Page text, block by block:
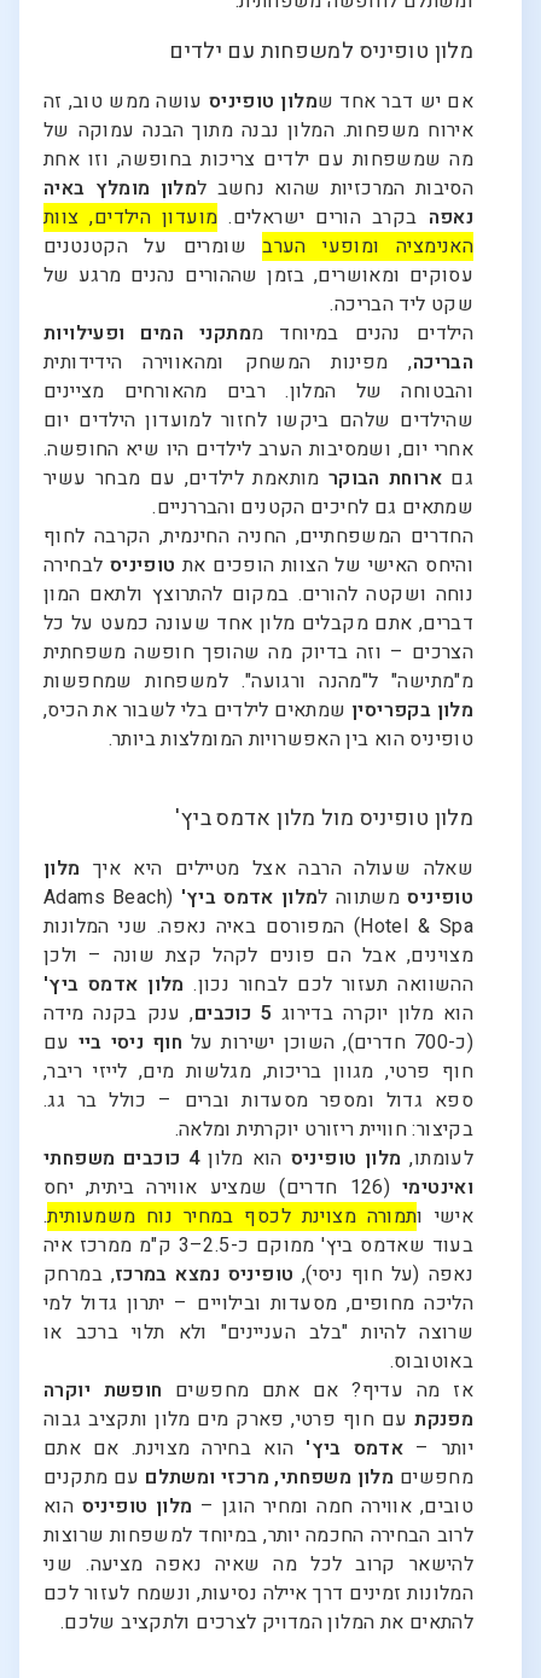
מלון טופיניס למשפחות עם ילדים
אם יש דבר אחד שמלון טופיניס עושה ממש טוב, זה
אירוח משפחות. המלון נבנה מתוך הבנה עמוקה של
מה שמשפחות עם ילדים צריכות בחופשה, וזו אחת
הסיבות המרכזיות שהוא נחשב למלון מומלץ באיה
נאפה בקרב הורים ישראלים. מועדון הילדים, צוות
האנימציה ומופעי הערבשומרים על הקטנטנים
עסוקים ומאושרים, בזמן שההורים נהנים מרגע של
שקט ליד הבריכה.
הילדים נהנים במיוחד ממתקני המים ופעילויות
הבריכה, מפינות המשחק ומהאווירה הידידותית
והבטוחה של המלון. רבים מהאורחים מציינים
שהילדים שלהם ביקשו לחזור למועדון הילדים יום
אחרי יום, ושמסיבות הערב לילדים היו שיא החופשה.
גם ארוחת הבוקר מותאמת לילדים, עם מבחר עשיר
שמתאים גם לחיכים הקטנים והבררניים.
החדרים המשפחתיים, החניה החינמית, הקרבה לחוף
והיחס האישי של הצוות הופכים את טופיניס לבחירה
נוחה ושקטה להורים. במקום להתרוצץ ולתאם המון
דברים, אתם מקבלים מלון אחד שעונה כמעט על כל
הצרכים – וזה בדיוק מה שהופך חופשה משפחתית
מ"מתישה" ל"מהנה ורגועה". למשפחות שמחפשות
מלון בקפריסין שמתאים לילדים בלי לשבור את הכיס,
טופיניס הוא בין האפשרויות המומלצות ביותר.
מלון טופיניס מול מלון אדמס ביץ'
שאלה שעולה הרבה אצל מטיילים היא איך מלון
טופיניסמשתווה למלון אדמס ביץ' (Adams Beach
Hotel & Spa) המפורסם באיה נאפה. שני המלונות
מצוינים, אבל הם פונים לקהל קצת שונה – ולכן
ההשוואה תעזור לכם לבחור נכון. מלון אדמס ביץ'
הוא מלון יוקרה בדירוג 5 כוכבים
, ענק בקנה מידה
(כ-700 חדרים), השוכן ישירות על
חוף ניסי ביי עם
חוף פרטי, מגוון בריכות, מגלשות מים, לייזי ריבר,
ספא גדול ומספר מסעדות וברים – כולל בר גג.
בקיצור: חוויית ריזורט יוקרתית ומלאה.
לעומתו, מלון טופיניס הוא מלון
4 כוכבים משפחתי
ואינטימי
(126 חדרים) שמציע אווירה ביתית, יחס
אישי ותמורה מצוינת לכסף במחיר נוח משמעותית.
בעוד שאדמס ביץ' ממוקם כ-2.5–3 ק"מ ממרכז איה
נאפה (על חוף ניסי), טופיניס נמצא במרכז, במרחק
הליכה מחופים, מסעדות ובילויים – יתרון גדול למי
שרוצה להיות "בלב העניינים" ולא תלוי ברכב או
באוטובוס.
אז מה עדיף? אם אתם מחפשים חופשת יוקרה
מפנקתעם חוף פרטי, פארק מים מלון ותקציב גבוה
יותר – אדמס ביץ' הוא בחירה מצוינת. אם אתם
מחפשים מלון משפחתי, מרכזי ומשתלם עם מתקנים
טובים, אווירה חמה ומחיר הוגן – מלון טופיניס הוא
לרוב הבחירה החכמה יותר, במיוחד למשפחות שרוצות
להישאר קרוב לכל מה שאיה נאפה מציעה. שני
המלונות זמינים דרך איילה נסיעות, ונשמח לעזור לכם
להתאים את המלון המדויק לצרכים ולתקציב שלכם.